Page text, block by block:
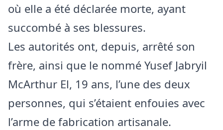
où elle a été déclarée morte, ayant
succombé à ses blessures.
Les autorités ont, depuis, arrêté son
frère, ainsi que le nommé Yusef Jabryil
McArthur El, 19 ans, l’une des deux
personnes, qui s’étaient enfouies avec
l’arme de fabrication artisanale.